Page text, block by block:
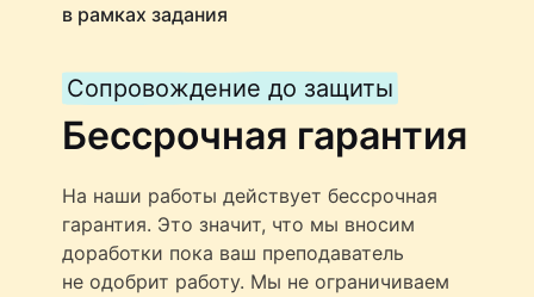
в рамках задания
Сопровождение до защиты
Бессрочная гарантия
На наши работы действует бессрочная
гарантия. Это значит, что мы вносим
доработки пока ваш преподаватель
не одобрит работу. Мы не ограничиваем